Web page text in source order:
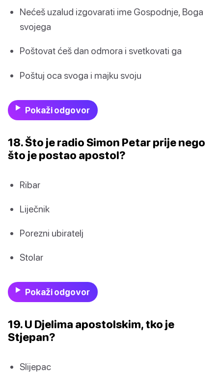
Nećeš uzalud izgovarati ime Gospodnje, Boga
svojega
Poštovat ćeš dan odmora i svetkovati ga
Poštuj oca svoga i majku svoju
Pokaži odgovor
18. Što je radio Simon Petar prije nego
što je postao apostol?
Ribar
Liječnik
Porezni ubiratelj
Stolar
Pokaži odgovor
19. U Djelima apostolskim, tko je
Stjepan?
Slijepac